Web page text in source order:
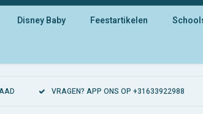
Disney Baby Feestartikelen
VRAGEN? APP ONS OP +31633922988